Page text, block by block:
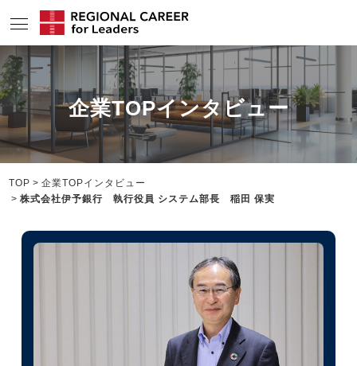
サービスの特長
求人情報
転職成功者インタビュー
地域の特色
企業TOPインタビュー
TOP
企業TOPインタビュー
株式会社伊予銀行 執行役員 システム部長 稲田 保実